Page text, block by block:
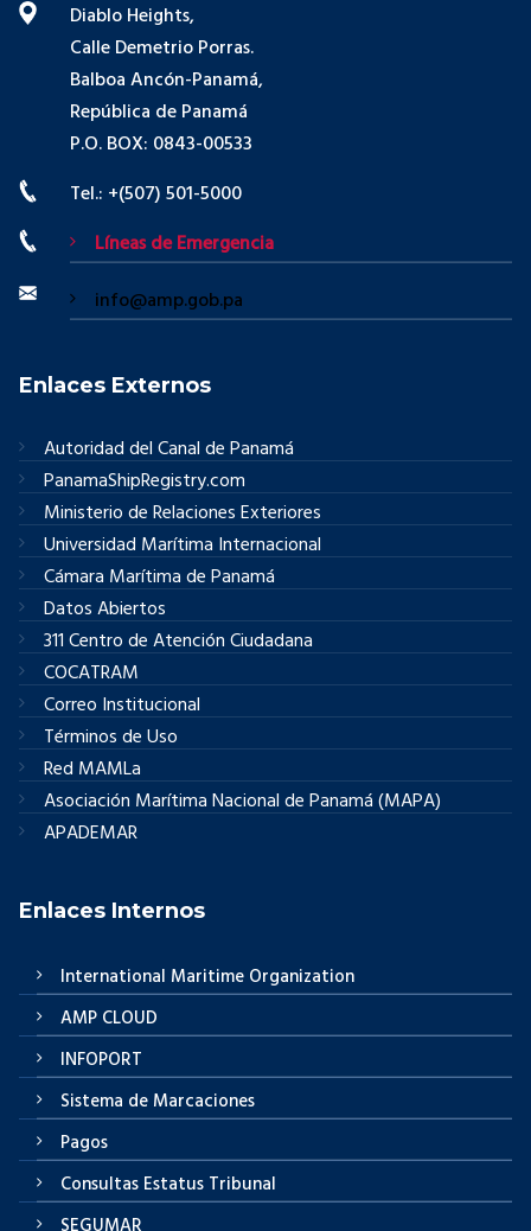
Diablo Heights,
Calle Demetrio Porras.
Balboa Ancón-Panamá,
República de Panamá
P.O. BOX: 0843-00533
Tel.: +(507) 501-5000
Líneas de Emergencia
info@amp.gob.pa
Enlaces Externos
Autoridad del Canal de Panamá
PanamaShipRegistry.com
Ministerio de Relaciones Exteriores
Universidad Marítima Internacional
Cámara Marítima de Panamá
Datos Abiertos
311 Centro de Atención Ciudadana
COCATRAM
Correo Institucional
Términos de Uso
Red MAMLa
Asociación Marítima Nacional de Panamá (MAPA)
APADEMAR
Enlaces Internos
International Maritime Organization
AMP CLOUD
INFOPORT
Sistema de Marcaciones
Pagos
Consultas Estatus Tribunal